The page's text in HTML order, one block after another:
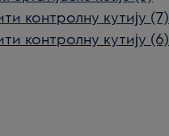
контролну кутију (7)
контролну кутију (6)